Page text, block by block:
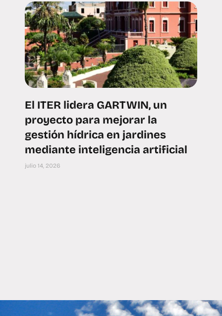
El ITER lidera GARTWIN, un
proyecto para mejorar la
gestión hídrica en jardines
mediante inteligencia artificial
julio 14, 2026